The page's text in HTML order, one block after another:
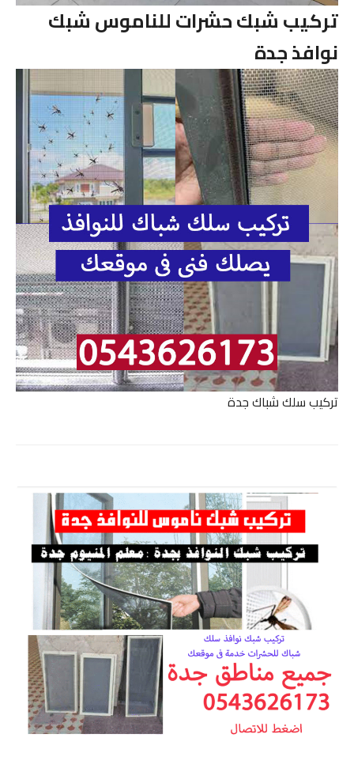
تركيب شبك حشرات للناموس شبك
نوافذ جدة
تركيب سلك شباك جدة